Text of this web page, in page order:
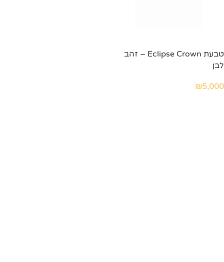
טבעת Eclipse Crown – זהב
לבן
₪5,000